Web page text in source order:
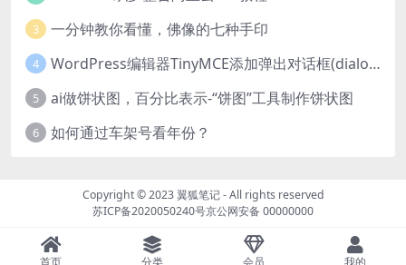
3 一分钟教你看懂，佛像的七种手印
4 WordPress编辑器TinyMCE添加弹出对话框(dialog)按钮的方法
5 ai做饼状图，百分比表示-“饼图”工具制作饼状图
6 如何通过车架号看年份？
Copyright © 2023翼狐笔记- All rights reserved
苏ICP备2020050240号京公网安备 00000000
首页 分类 会员 我的